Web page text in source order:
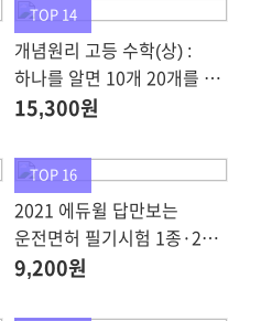
TOP 14
개념원리 고등 수학(상) :
하나를 알면 10개 20개를 풀
수 있는 개념원리수학
15,300원
TOP 16
2021 에듀윌 답만보는
운전면허 필기시험 1종·2종
공통
9,200원